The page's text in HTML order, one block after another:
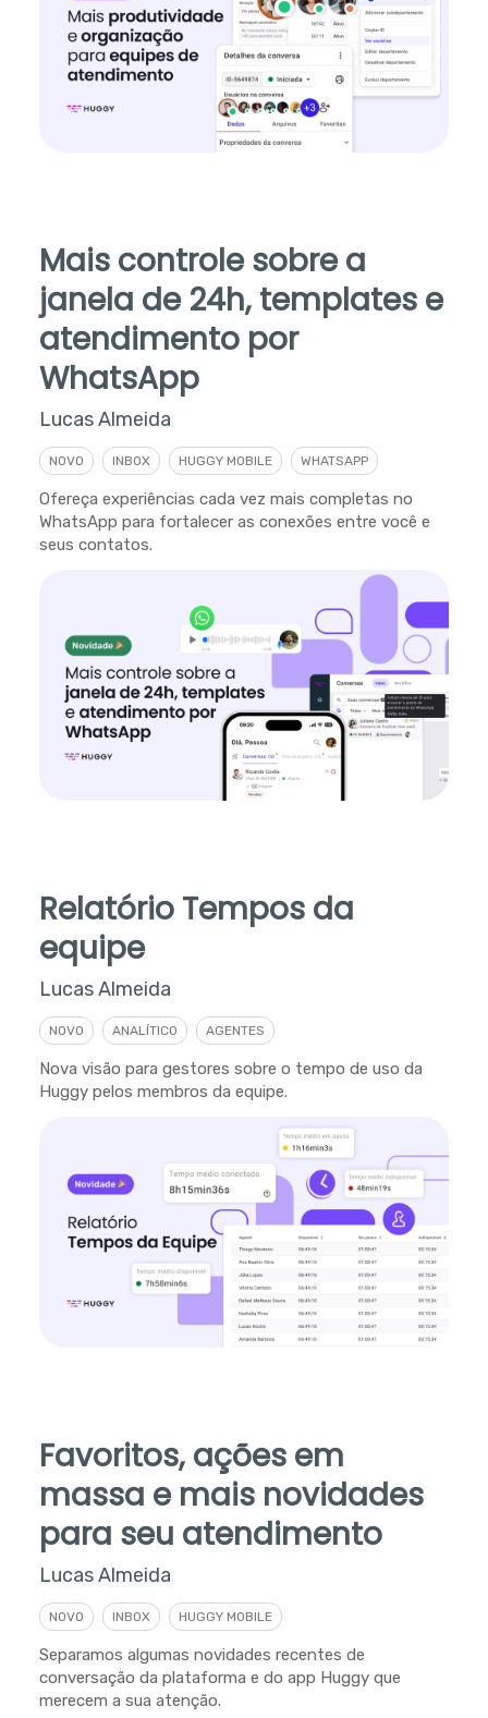
Mais controle sobre a
janela de 24h, templates e
atendimento por
WhatsApp
Lucas Almeida
NOVO INBOX HUGGY MOBILE WHATSAPP
Ofereça experiências cada vez mais completas no
WhatsApp para fortalecer as conexões entre você e
seus contatos.
Relatório Tempos da
equipe
Lucas Almeida
NOVO ANALÍTICO AGENTES
Nova visão para gestores sobre o tempo de uso da
Huggy pelos membros da equipe.
Favoritos, ações em
massa e mais novidades
para seu atendimento
Lucas Almeida
NOVO INBOX HUGGY MOBILE
Separamos algumas novidades recentes de
conversação da plataforma e do app Huggy que
merecem a sua atenção.